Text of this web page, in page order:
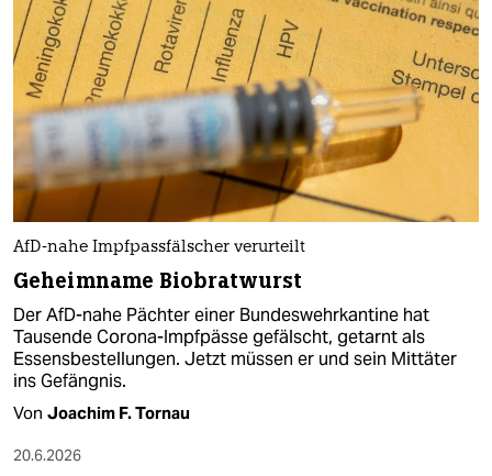
AfD-nahe Impfpassfälscher verurteilt
Geheimname Biobratwurst
Der AfD-nahe Pächter einer Bundeswehrkantine hat
Tausende Corona-Impfpässe gefälscht, getarnt als
Essensbestellungen. Jetzt müssen er und sein Mittäter
ins Gefängnis.
Von Joachim F. Tornau
20.6.2026